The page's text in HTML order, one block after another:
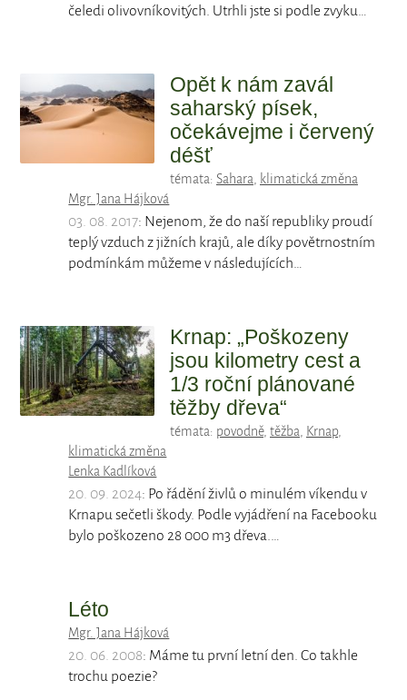
čeledi olivovníkovitých. Utrhli jste si podle zvyku…
Opět k nám zavál
saharský písek,
očekávejme i červený
déšť
témata: Sahara, klimatická změna
Mgr. Jana Hájková
03. 08. 2017: Nejenom, že do naší republiky proudí
teplý vzduch z jižních krajů, ale díky povětrnostním
podmínkám můžeme v následujících…
Krnap: „Poškozeny
jsou kilometry cest a
1/3 roční plánované
těžby dřeva“
témata: povodně, těžba, Krnap,
klimatická změna
Lenka Kadlíková
20. 09. 2024: Po řádění živlů o minulém víkendu v
Krnapu sečetli škody. Podle vyjádření na Facebooku
bylo poškozeno 28 000 m3 dřeva.…
Léto
Mgr. Jana Hájková
20. 06. 2008: Máme tu první letní den. Co takhle
trochu poezie?